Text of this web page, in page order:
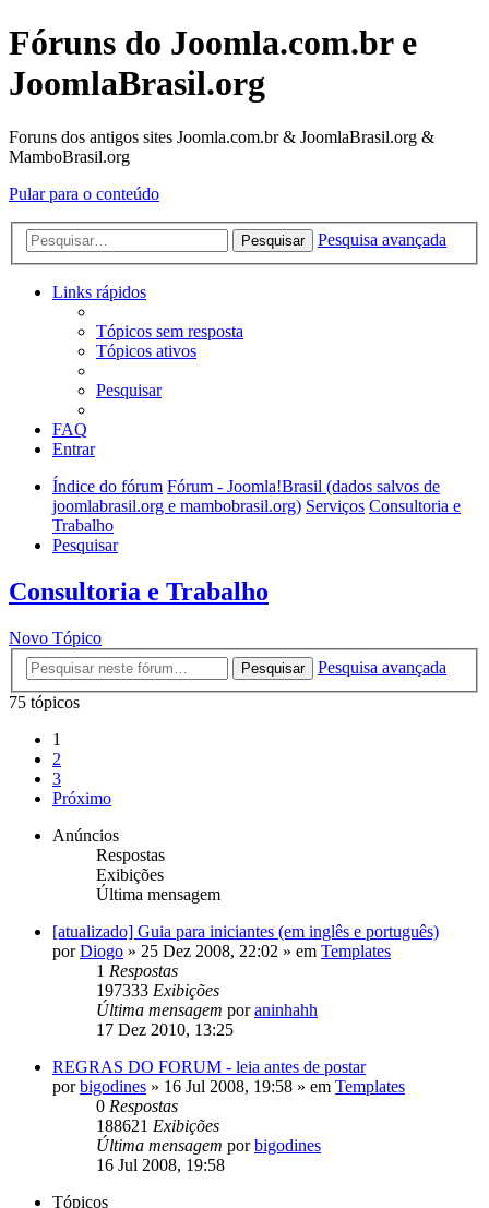
Fóruns do Joomla.com.br e
JoomlaBrasil.org
Foruns dos antigos sites Joomla.com.br & JoomlaBrasil.org &
MamboBrasil.org
Pular para o conteúdo
Pesquisar Pesquisa avançada
Links rápidos
Tópicos sem resposta
Tópicos ativos
Pesquisar
FAQ
Entrar
Índice do fórum Fórum - Joomla!Brasil (dados salvos de
joomlabrasil.org e mambobrasil.org) Serviços Consultoria e
Trabalho
Pesquisar
Consultoria e Trabalho
Novo Tópico
Pesquisar
Pesquisa avançada
75 tópicos
1
2
3
Próximo
Anúncios
Respostas
Exibições
Última mensagem
[atualizado] Guia para iniciantes (em inglês e português)
porDiogo » 25 Dez 2008, 22:02 » em Templates
1 Respostas
197333 Exibições
Última mensagem poraninhahh
17 Dez 2010, 13:25
REGRAS DO FORUM - leia antes de postar
porbigodines » 16 Jul 2008, 19:58 » em Templates
0 Respostas
188621 Exibições
Última mensagem porbigodines
16 Jul 2008, 19:58
Tópicos